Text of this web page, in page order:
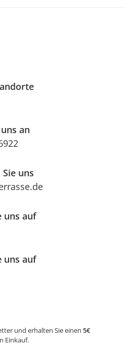
an
uns
uns auf
uns auf
und erhalten Sie einen 5€
Einkauf.